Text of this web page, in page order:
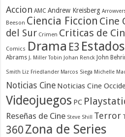
Accion AMC Andrew Kreisberg
Beeson Ciencia Ficcion Cine
del Sur Crimen Criticas de
Comics Drama E3
Abrams J. Miller Tobin Johan Renck John
Smith Liz Friedlander Marcos Siega Michelle
Noticias Cine Noticias Cine
Videojuegos PC
Reseñas de Cine Steve Shill Terror
360 Zona de Series